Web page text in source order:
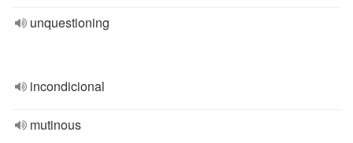
unquestioning
incondicional
mutinous